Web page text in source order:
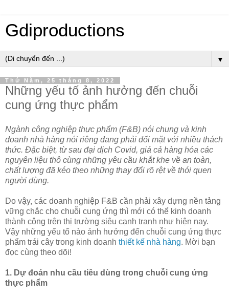
Gdiproductions
▼
Thứ Năm, 25 tháng 8, 2022
Những yếu tố ảnh hưởng đến chuỗi
cung ứng thực phẩm
Ngành công nghiệp thực phẩm (F&B) nói chung và kinh
doanh nhà hàng nói riêng đang phải đối mặt với nhiều thách
thức. Đặc biệt, từ sau đại dịch Covid, giá cả hàng hóa các
nguyên liệu thô cùng những yêu cầu khắt khe về an toàn,
chất lượng đã kéo theo những thay đổi rõ rệt về thói quen
người dùng.
Do vậy, các doanh nghiệp F&B cần phải xây dựng nền tảng
vững chắc cho chuỗi cung ứng thì mới có thể kinh doanh
thành công trên thị trường siêu cạnh tranh như hiện nay.
Vậy những yếu tố nào ảnh hưởng đến chuỗi cung ứng thực
phẩm trái cây trong kinh doanh thiết kế nhà hàng. Mời bạn
đọc cùng theo dõi!
1. Dự đoán nhu cầu tiêu dùng trong chuỗi cung ứng
thực phẩm